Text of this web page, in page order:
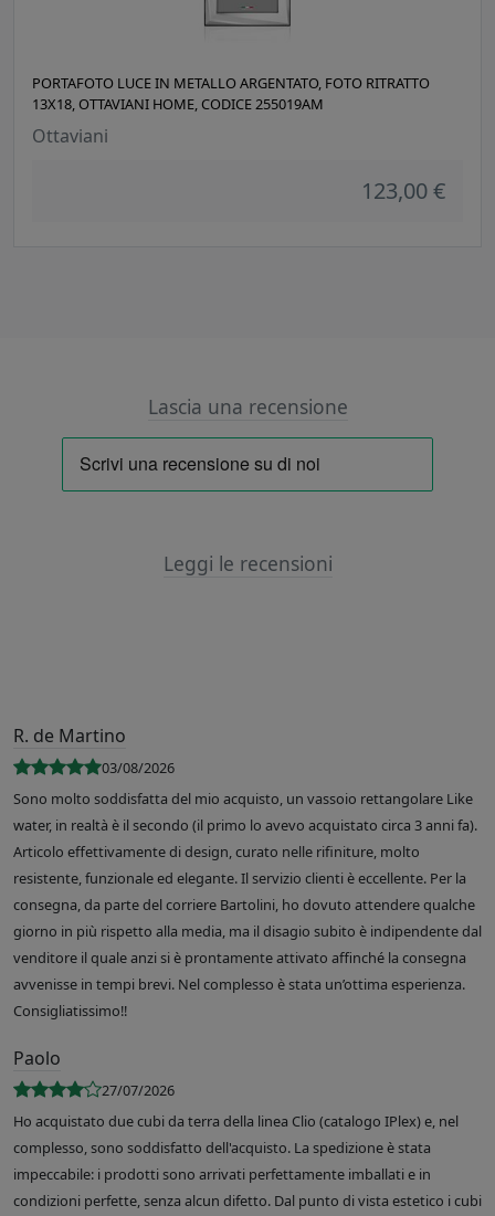
PORTAFOTO LUCE IN METALLO ARGENTATO, FOTO RITRATTO
13X18, OTTAVIANI HOME, CODICE 255019AM
Ottaviani
123,00 €
Lascia una recensione
Leggi le recensioni
R. de Martino
03/08/2026
Sono molto soddisfatta del mio acquisto, un vassoio rettangolare Like
water, in realtà è il secondo (il primo lo avevo acquistato circa 3 anni fa).
Articolo effettivamente di design, curato nelle rifiniture, molto
resistente, funzionale ed elegante. Il servizio clienti è eccellente. Per la
consegna, da parte del corriere Bartolini, ho dovuto attendere qualche
giorno in più rispetto alla media, ma il disagio subito è indipendente dal
venditore il quale anzi si è prontamente attivato affinché la consegna
avvenisse in tempi brevi. Nel complesso è stata un’ottima esperienza.
Consigliatissimo!!
Paolo
27/07/2026
Ho acquistato due cubi da terra della linea Clio (catalogo IPlex) e, nel
complesso, sono soddisfatto dell'acquisto. La spedizione è stata
impeccabile: i prodotti sono arrivati perfettamente imballati e in
condizioni perfette, senza alcun difetto. Dal punto di vista estetico i cubi